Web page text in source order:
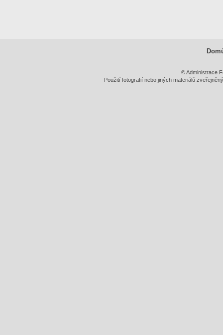
© Administrace
Použití fotografií nebo jiných materiálů